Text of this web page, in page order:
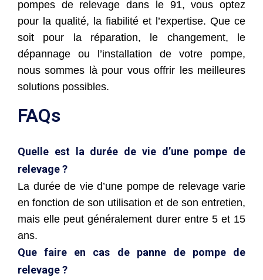
pompes de relevage dans le 91, vous optez
pour la qualité, la fiabilité et l’expertise. Que ce
soit pour la réparation, le changement, le
dépannage ou l’installation de votre pompe,
nous sommes là pour vous offrir les meilleures
solutions possibles.
FAQs
Quelle est la durée de vie d’une pompe de
relevage ?
La durée de vie d’une pompe de relevage varie
en fonction de son utilisation et de son entretien,
mais elle peut généralement durer entre 5 et 15
ans.
Que faire en cas de panne de pompe de
relevage ?